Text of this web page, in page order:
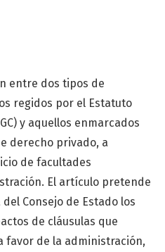
entre dos tipos de
regidos por el Estatuto
y aquellos enmarcados
derecho privado, a
de facultades
El artículo pretende
Consejo de Estado los
de cláusulas que
favor de la administración,